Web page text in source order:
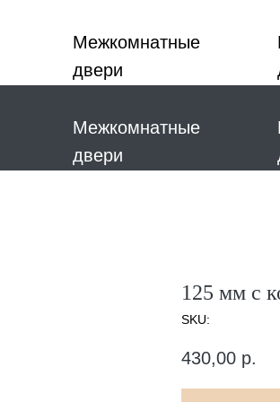
Межкомнатные
двери
Межкомнатные
двери
125 мм с
SKU:
430,00 р.